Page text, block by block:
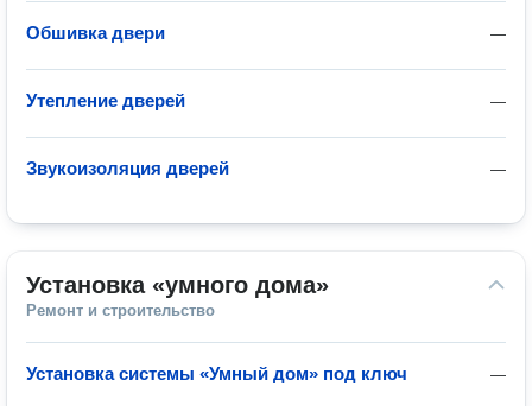
—
Обшивка двери
—
Утепление дверей
—
Звукоизоляция дверей
Установка «умного дома»
Ремонт и строительство
—
Установка системы «Умный дом» под ключ